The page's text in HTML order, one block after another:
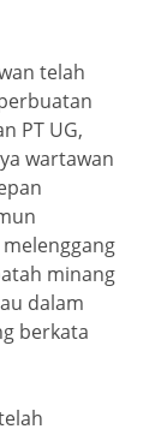
telah
PT UG,
wartawan
minang
dalam
berkata